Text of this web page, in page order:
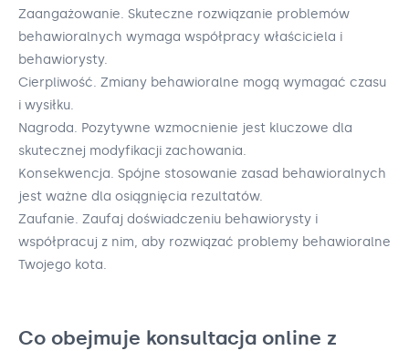
Zaangażowanie. Skuteczne rozwiązanie problemów
behawioralnych wymaga współpracy właściciela i
behawiorysty.
Cierpliwość. Zmiany behawioralne mogą wymagać czasu
i wysiłku.
Nagroda. Pozytywne wzmocnienie jest kluczowe dla
skutecznej modyfikacji zachowania.
Konsekwencja. Spójne stosowanie zasad behawioralnych
jest ważne dla osiągnięcia rezultatów.
Zaufanie. Zaufaj doświadczeniu behawiorysty i
współpracuj z nim, aby rozwiązać problemy behawioralne
Twojego kota.
Co obejmuje konsultacja online z